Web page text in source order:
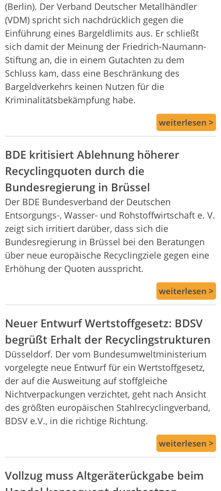
(Berlin). Der Verband Deutscher Metallhändler
(VDM) spricht sich nachdrücklich gegen die
Einführung eines Bargeldlimits aus. Er schließt
sich damit der Meinung der Friedrich-Naumann-
Stiftung an, die in einem Gutachten zu dem
Schluss kam, dass eine Beschränkung des
Bargeldverkehrs keinen Nutzen für die
Kriminalitätsbekämpfung habe.
weiterlesen >
BDE kritisiert Ablehnung höherer
Recyclingquoten durch die
Bundesregierung in Brüssel
Der BDE Bundesverband der Deutschen
Entsorgungs-, Wasser- und Rohstoffwirtschaft e. V.
zeigt sich irritiert darüber, dass sich die
Bundesregierung in Brüssel bei den Beratungen
über neue europäische Recyclingziele gegen eine
Erhöhung der Quoten ausspricht.
weiterlesen >
Neuer Entwurf Wertstoffgesetz: BDSV
begrüßt Erhalt der Recyclingstrukturen
Düsseldorf. Der vom Bundesumweltministerium
vorgelegte neue Entwurf für ein Wertstoffgesetz,
der auf die Ausweitung auf stoffgleiche
Nichtverpackungen verzichtet, geht nach Ansicht
des größten europäischen Stahlrecyclingverband,
BDSV e.V., in die richtige Richtung.
weiterlesen >
Vollzug muss Altgeräterückgabe beim